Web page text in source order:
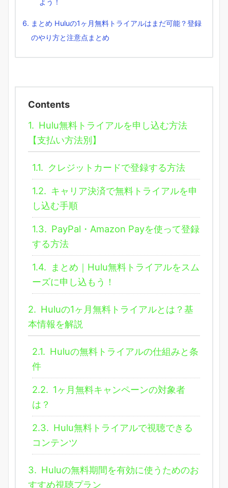
まとめ Huluの1ヶ月無料トライアルはまだ可能？登録
のやり方と注意点まとめ
Contents
1. Hulu無料トライアルを申し込む方法
【支払い方法別】
1.1. クレジットカードで登録する方法
1.2. キャリア決済で無料トライアルを申
し込む手順
1.3. PayPal・Amazon Payを使って登録
する方法
1.4.
まとめ｜Hulu無料トライアルをスム
ーズに申し込もう！
2. Huluの1ヶ月無料トライアルとは？基
本情報を解説
2.1. Huluの無料トライアルの仕組みと条
件
2.2. 1ヶ月無料キャンペーンの対象者
は？
2.3. Hulu無料トライアルで視聴できる
コンテンツ
3. Huluの無料期間を有効に使うためのお
すすめ視聴プラン